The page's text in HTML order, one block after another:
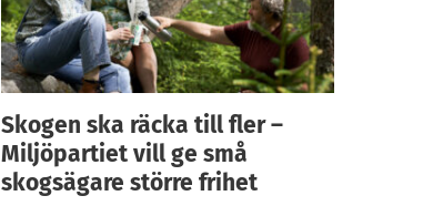
Skogen ska räcka till fler –
Miljöpartiet vill ge små
skogsägare större frihet